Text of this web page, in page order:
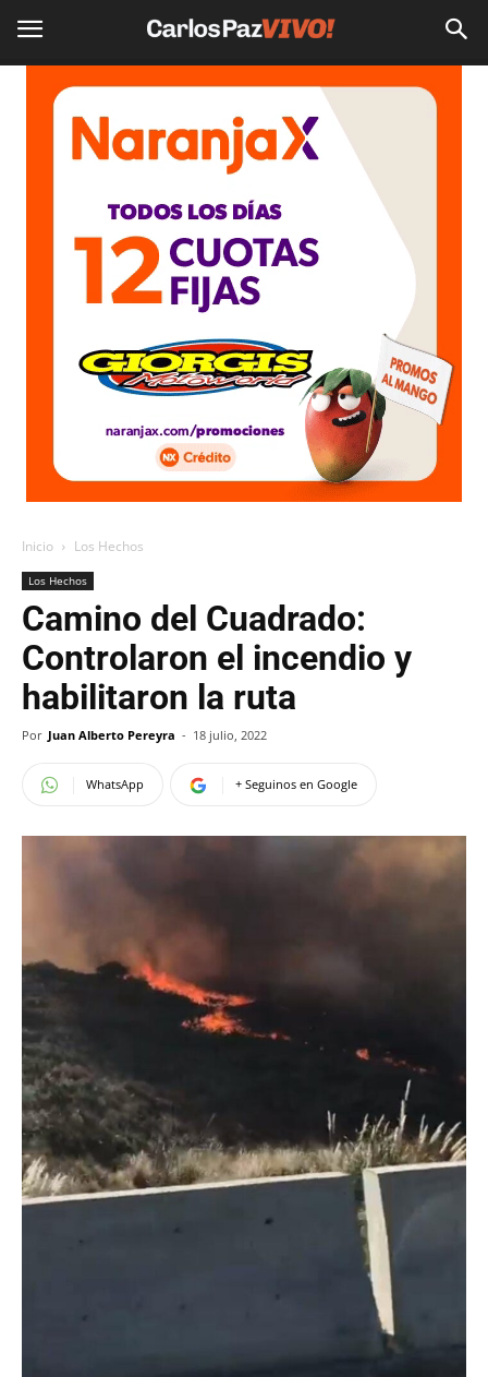
Inicio Los Hechos
Los Hechos
Camino del Cuadrado:
Controlaron el incendio y
habilitaron la ruta
Por Juan Alberto Pereyra - 18 julio, 2022
WhatsApp + Seguinos en Google